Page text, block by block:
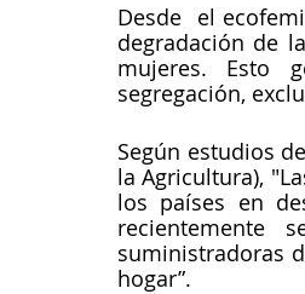
Desde  el
degradación de
mujeres. Esto
segregación,
Según estudios
la Agricultura),
los países en
recientemente
suministradoras
hogar”.